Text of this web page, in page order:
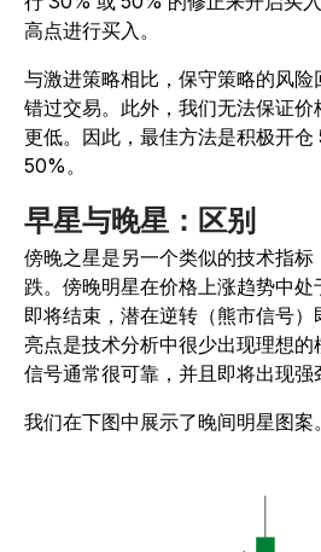
高点进行买入。
与激进策略相比，保守策略的风
错过交易。此外，我们无法保证
更低。因此，最佳方法是积极开
50%。
早星与晚星：区别
傍晚之星是另一个类似的技术指
跌。傍晚明星在价格上涨趋势中
即将结束，潜在逆转（熊市信号
亮点是技术分析中很少出现理想的
信号通常很可靠，并且即将出现强
我们在下图中展示了晚间明星图案。